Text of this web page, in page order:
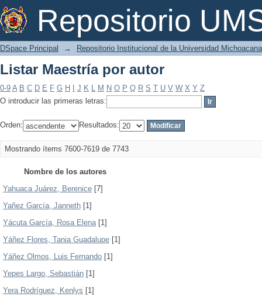
Repositorio
Listar Maestría por autor
DSpace Principal → Repositorio Institucional de la Universidad
Listar Maestría por autor
0-9 A B C D E F G H J K L M N O P Q R S T U V W X Y Z
O introducir las primeras letras:
Orden: Resultados:
Mostrando ítems 7600-7619 de 7743
Nombre de los autores
Yahuaca Juárez, Berenice [7]
Yañez García, Janneth [1]
Yácuta García, Rosa Elena[1]
Yáñez Flores, Tania Guadalupe [1]
Yáñez Olmos, Luis Fernando [1]
Yepes Largo, Sebastián [1]
Yera Rodríguez, Kenlys [1]